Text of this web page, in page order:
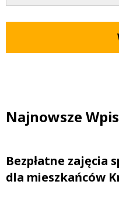
Najnowsze
Bezpłatne zajęcia
dla mieszkańców